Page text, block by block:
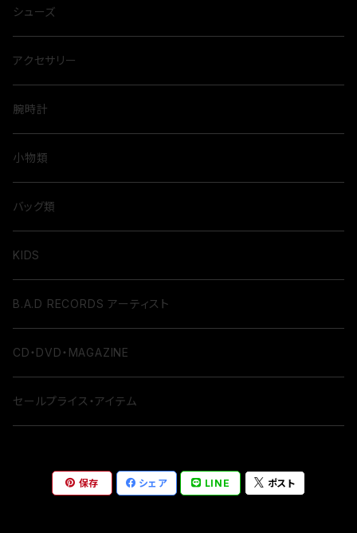
シューズ
アクセサリー
腕時計
小物類
バッグ類
KIDS
B.A.D RECORDS アーティスト
CD・DVD・MAGAZINE
セールプライス・アイテム
保存 シェア LINE ポスト